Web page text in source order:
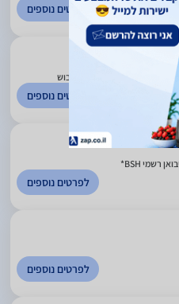
לפרטים נוספים
לפרטים נוספים
לפרטים נוספים
לפרטים נוספים